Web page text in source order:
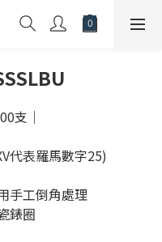
支｜
代表羅馬數字25)
手工倒角處理
錶圈